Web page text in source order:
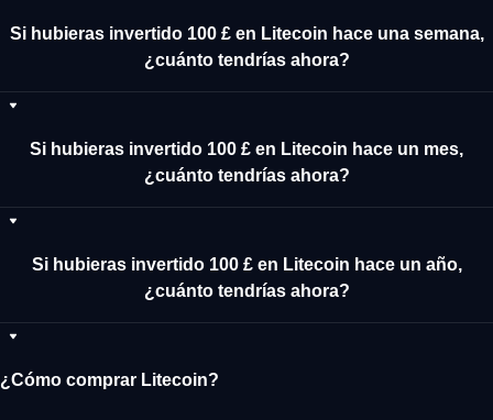
Si hubieras invertido 100 £ en Litecoin hace una semana,
¿cuánto tendrías ahora?
Si hubieras invertido 100 £ en Litecoin hace un mes,
¿cuánto tendrías ahora?
Si hubieras invertido 100 £ en Litecoin hace un año,
¿cuánto tendrías ahora?
¿Cómo comprar Litecoin?